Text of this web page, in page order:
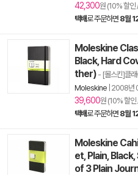
42,300원 (10% 할인
택배로 주문하면 8월
Moleskine
Black, Hard
ther) - [몰스킨]클
Moleskine 2008년
39,600원 (10% 할
택배로 주문하면 8월
Moleskine
et, Plain,
of 3 Plain